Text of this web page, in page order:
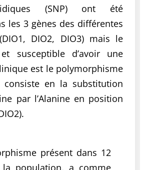
(SNP) ont été
les 3 gènes des différentes
DIO2, DIO3) mais le
susceptible d’avoir une
est le polymorphisme
consiste en la substitution
par l’Alanine en position
présent dans 12
population, a comme